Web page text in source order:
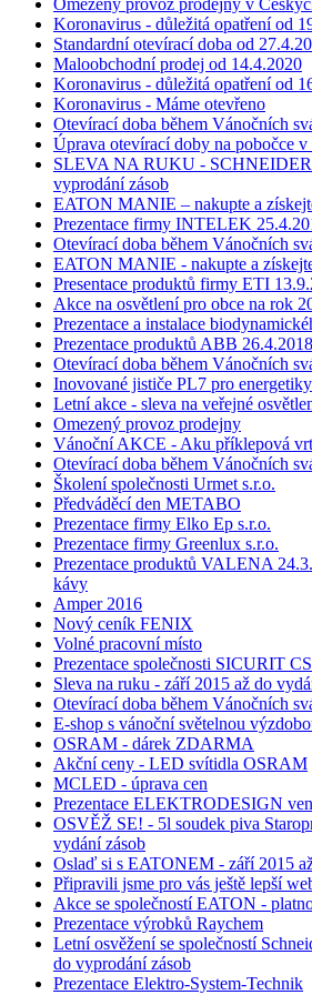
Omezený provoz prodejny v
Koronavirus - důležitá opatření od
Standardní otevírací doba od
Maloobchodní prodej od 14.4.2020
Koronavirus - důležitá opatření od
Koronavirus - Máme otevřeno
Otevírací doba během Vánočních
Úprava otevírací doby na pobočce
SLEVA NA RUKU -
vyprodání zásob
EATON MANIE – nakupte a
Prezentace firmy INTELEK
Otevírací doba během Vánočních
EATON MANIE - nakupte a
Presentace produktů firmy ETI
Akce na osvětlení pro obce na rok
Prezentace a instalace
Prezentace produktů ABB 26.4.2018
Otevírací doba během Vánočních
Inovované jističe PL7 pro energetiky
Letní akce - sleva na veřejné
Omezený provoz prodejny
Vánoční AKCE - Aku příklepová
Otevírací doba během Vánočních
Školení společnosti Urmet s.r.o.
Předváděcí den METABO
Prezentace firmy Elko Ep s.r.o.
Prezentace firmy Greenlux s.r.o.
Prezentace produktů VALENA
kávy
Amper 2016
Nový ceník FENIX
Volné pracovní místo
Prezentace společnosti SICURIT
Sleva na ruku - září 2015 až do
Otevírací doba během Vánočních
E-shop s vánoční světelnou
OSRAM - dárek ZDARMA
Akční ceny - LED svítidla OSRAM
MCLED - úprava cen
Prezentace ELEKTRODESIGN
OSVĚŽ SE! - 5l soudek piva
vydání zásob
Oslaď si s EATONEM - září 2015
Připravili jsme pro vás ještě lepší
Akce se společností EATON -
Prezentace výrobků Raychem
Letní osvěžení se společností
do vyprodání zásob
Prezentace Elektro-System-Technik